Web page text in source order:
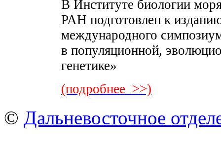
В Институте биологии
РАН подготовлен к
международного
в популяционной,
генетике»
(подробнее >>)
© Дальневосточное